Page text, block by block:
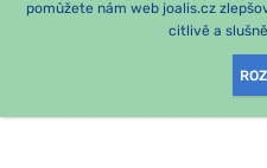
pomůžete nám web joalis.cz
citlivě a
TATO